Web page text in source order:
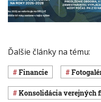
Ďalšie články na tému:
Financie
konsolidácia verejných